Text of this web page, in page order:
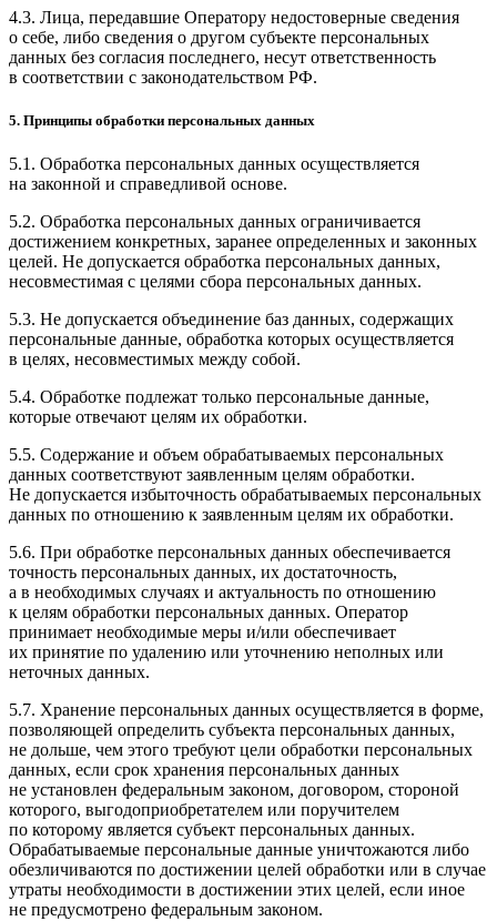
4.3. Лица, передавшие Оператору недостоверные сведения
о себе, либо сведения о другом субъекте персональных
данных без согласия последнего, несут ответственность
в соответствии с законодательством РФ.
5. Принципы обработки персональных данных
5.1. Обработка персональных данных осуществляется
на законной и справедливой основе.
5.2. Обработка персональных данных ограничивается
достижением конкретных, заранее определенных и законных
целей. Не допускается обработка персональных данных,
несовместимая с целями сбора персональных данных.
5.3. Не допускается объединение баз данных, содержащих
персональные данные, обработка которых осуществляется
в целях, несовместимых между собой.
5.4. Обработке подлежат только персональные данные,
которые отвечают целям их обработки.
5.5. Содержание и объем обрабатываемых персональных
данных соответствуют заявленным целям обработки.
Не допускается избыточность обрабатываемых персональных
данных по отношению к заявленным целям их обработки.
5.6. При обработке персональных данных обеспечивается
точность персональных данных, их достаточность,
а в необходимых случаях и актуальность по отношению
к целям обработки персональных данных. Оператор
принимает необходимые меры и/или обеспечивает
их принятие по удалению или уточнению неполных или
неточных данных.
5.7. Хранение персональных данных осуществляется в форме,
позволяющей определить субъекта персональных данных,
не дольше, чем этого требуют цели обработки персональных
данных, если срок хранения персональных данных
не установлен федеральным законом, договором, стороной
которого, выгодоприобретателем или поручителем
по которому является субъект персональных данных.
Обрабатываемые персональные данные уничтожаются либо
обезличиваются по достижении целей обработки или в случае
утраты необходимости в достижении этих целей, если иное
не предусмотрено федеральным законом.